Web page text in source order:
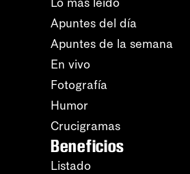
Apuntes del día
Apuntes de la semana
En vivo
Fotografía
Humor
Crucigramas
Beneficios
Listado